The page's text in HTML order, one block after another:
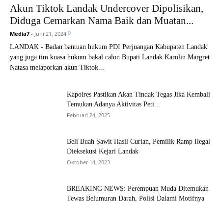
Akun Tiktok Landak Undercover Dipolisikan,
Diduga Cemarkan Nama Baik dan Muatan...
Media7 - Juni 21, 2024 0
LANDAK - Badan bantuan hukum PDI Perjuangan Kabupaten Landak
yang juga tim kuasa hukum bakal calon Bupati Landak Karolin Margret
Natasa melaporkan akun Tiktok...
Kapolres Pastikan Akan Tindak Tegas Jika Kembali
Temukan Adanya Aktivitas Peti...
Februari 24, 2025
Beli Buah Sawit Hasil Curian, Pemilik Ramp Ilegal
Dieksekusi Kejari Landak
Oktober 14, 2023
BREAKING NEWS: Perempuan Muda Ditemukan
Tewas Belumuran Darah, Polisi Dalami Motifnya